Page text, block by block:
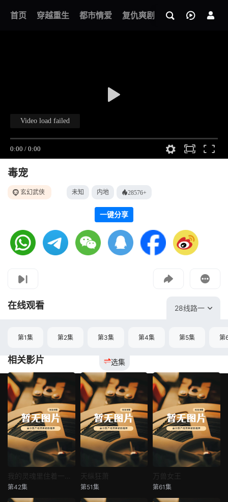
首页 穿越重生 都市情爱 复仇爽剧 玄幻武侠 奇幻
我的观影记录
毒宠
玄幻武侠 未知 内地 28576+
一键分享
视频报错
如果是遇到无法播放请提交反馈
教程：把手机影片投到电视上播放
在线观看 28线路一
选集
第1集 第2集 第3集 第4集 第5集 第
相关影片
我的灵魂里住着一条龙
第42集
天纵狂萧
天纵狂萧
第51集
万兽女王
万兽女王
第61集